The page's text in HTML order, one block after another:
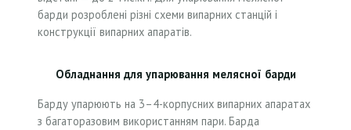
барди розроблені різні схеми випарних станцій і
конструкції випарних апаратів.
Обладнання для упарювання мелясної барди
Барду упарюють на 3–4-корпусних випарних апаратах
з багаторазовим використанням пари. Барда